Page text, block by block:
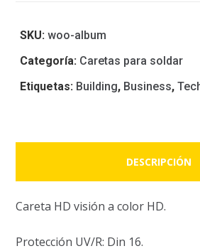
SKU:woo-album
Categoría: Caretas para soldar
Etiquetas: Building, Business,
DESCRIPCIÓN
Careta HD visión a color HD.
Protección UV/R: Din 16.